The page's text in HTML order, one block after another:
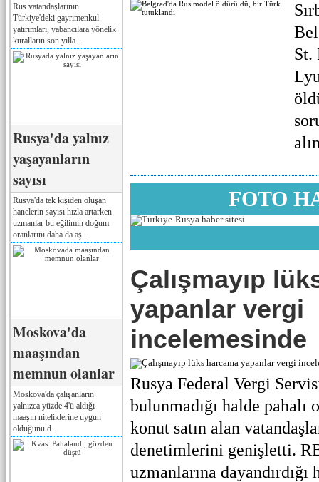
Rus vatandaşlarının
Türkiye'deki gayrimenkul
yatırımları, yabancılara yönelik
kuralların son yılla...
Rusya'da yalnız
yaşayanların
sayısı
Rusya'da tek kişiden oluşan
hanelerin sayısı hızla artarken
uzmanlar bu eğilimin doğum
oranlarını daha da aş...
Moskova'da
maaşından
memnun olanlar
Moskova'da çalışanların
yalnızca yüzde 4'ü aldığı
maaşın niteliklerine uygun
olduğunu d...
St.
FOTO
Çalışmayıp
yapanlar vergi
incelemesinde
Rusya Federal Vergi
bulunmadığı halde
konut satın alan
denetimlerini genişletti.
uzmanlarına